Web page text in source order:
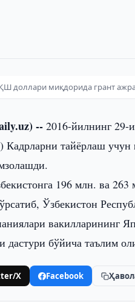
доллари миқдорида грант
-- 2016-йилнинг 29-
тайёрлаш
196 млн. ва
Ўзбекистон
вакилларининг
дастури бўйича таълим
X Facebook